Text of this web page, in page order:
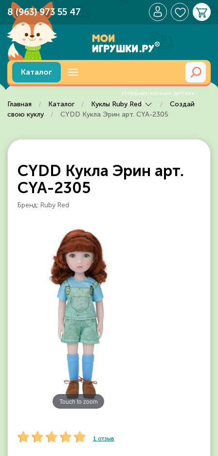
Перейти к содержимому
8 (963) 973 55 47
Каталог
Главная Каталог Куклы Ruby Red
Создай
свою куклу
CYDD Кукла Эрин арт. CYA-2305
CYDD Кукла Эрин арт.
CYA-2305
Бренд: Ruby Red
Touch to zoom
1 отзыв